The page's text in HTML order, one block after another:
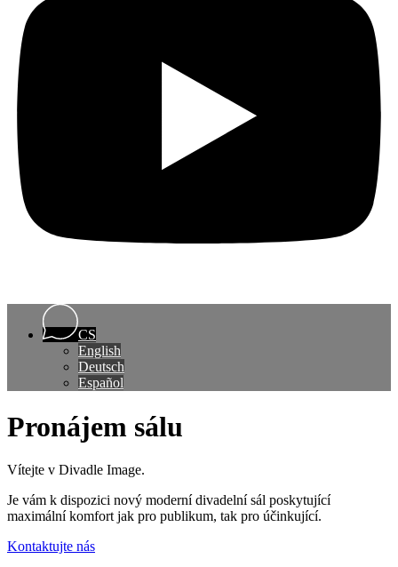
CS
English
Deutsch
Español
Pronájem sálu
Vítejte v Divadle Image.
Je vám k dispozici nový moderní divadelní sál poskytující
maximální komfort jak pro publikum, tak pro účinkující.
Kontaktujte nás